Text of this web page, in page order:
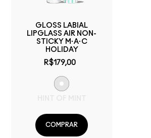
GLOSS LABIAL
LIPGLASS AIR NON-
STICKY M·A·C
HOLIDAY
R$179,00
COMPRAR